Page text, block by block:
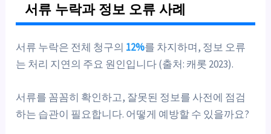
서류 누락과 정보 오류 사례
서류 누락은 전체 청구의 12%를 차지하며, 정보 오류
는 처리 지연의 주요 원인입니다 (출처: 캐롯 2023).
서류를 꼼꼼히 확인하고, 잘못된 정보를 사전에 점검
하는 습관이 필요합니다. 어떻게 예방할 수 있을까요?